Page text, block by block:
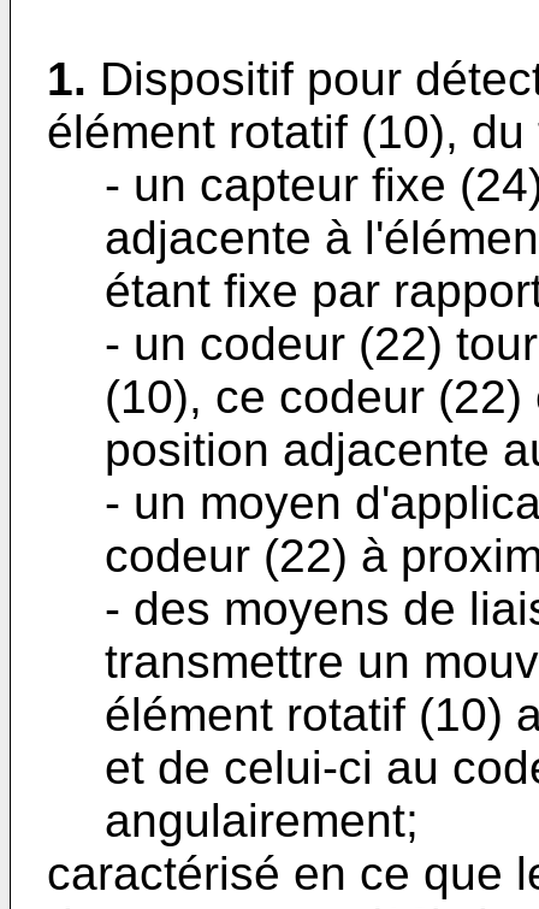
1. Dispositif pour
élément rotatif (10),
- un capteur fixe
adjacente à
étant fixe par
- un codeur (22)
(10), ce codeur
position adjacente
- un moyen
codeur (22) à
- des moyens de
transmettre un
élément rotatif (10)
et de celui-ci au
angulairement;
caractérisé en ce que